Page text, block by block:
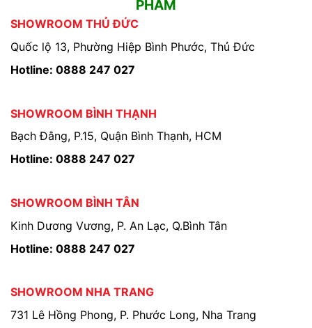
PHẨM
SHOWROOM THỦ ĐỨC
Quốc lộ 13, Phường Hiệp Bình Phước, Thủ Đức
Hotline: 0888 247 027
SHOWROOM BÌNH THẠNH
Bạch Đằng, P.15, Quận Bình Thạnh, HCM
Hotline: 0888 247 027
SHOWROOM BÌNH TÂN
Kinh Dương Vương, P. An Lạc, Q.Bình Tân
Hotline: 0888 247 027
SHOWROOM NHA TRANG
731 Lê Hồng Phong, P. Phước Long, Nha Trang